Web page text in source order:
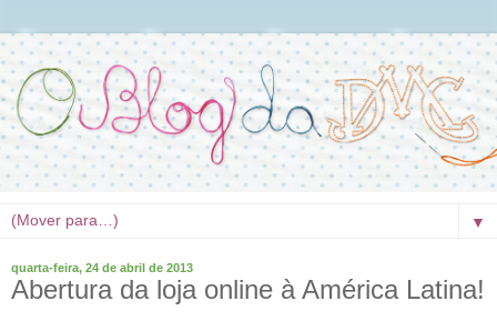
▼
quarta-feira, 24 de abril de 2013
Abertura da loja online à América Latina!